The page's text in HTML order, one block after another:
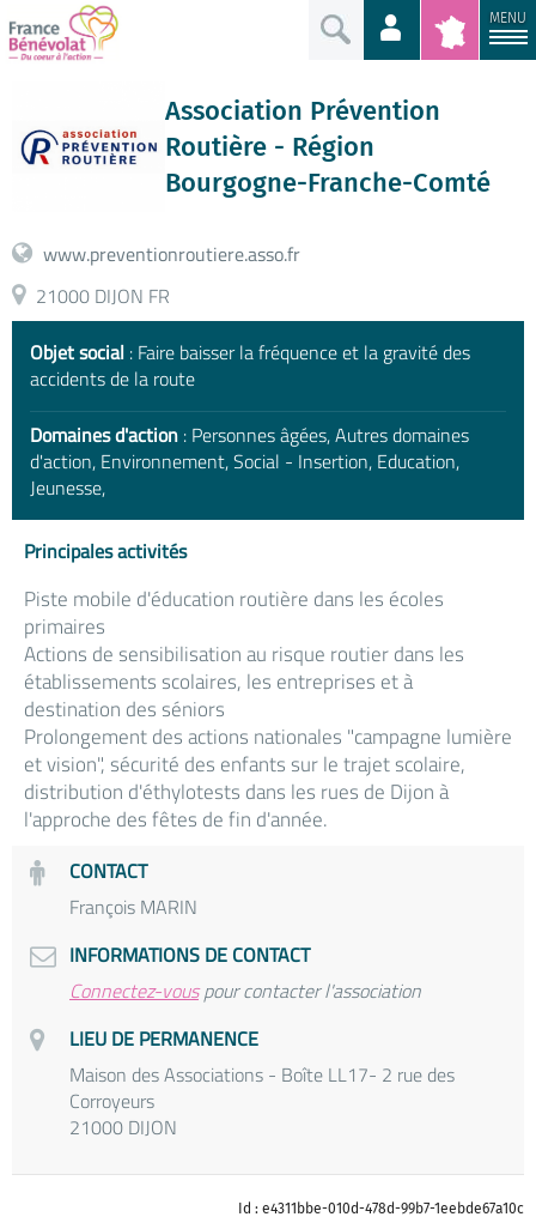
MENU
Association Prévention
Routière - Région
Bourgogne-Franche-Comté
www.preventionroutiere.asso.fr
21000 DIJON FR
Objet social : Faire baisser la fréquence et la gravité des
accidents de la route
Domaines d'action : Personnes âgées, Autres domaines
d'action, Environnement, Social - Insertion, Education,
Jeunesse,
Principales activités
Piste mobile d'éducation routière dans les écoles
primaires
Actions de sensibilisation au risque routier dans les
établissements scolaires, les entreprises et à
destination des séniors
Prolongement des actions nationales "campagne lumière
et vision", sécurité des enfants sur le trajet scolaire,
distribution d'éthylotests dans les rues de Dijon à
l'approche des fêtes de fin d'année.
CONTACT
François MARIN
INFORMATIONS DE CONTACT
Connectez-vouspour contacter l'association
LIEU DE PERMANENCE
Maison des Associations - Boîte LL17- 2 rue des
Corroyeurs
21000 DIJON
Id : e4311bbe-010d-478d-99b7-1eebde67a10c